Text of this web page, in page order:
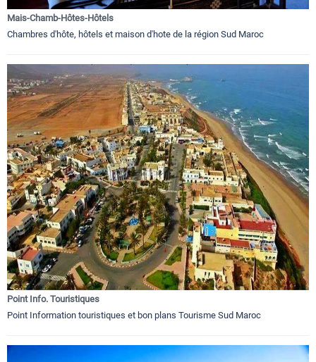
Mais-Chamb-Hôtes-Hôtels
Chambres d'hôte, hôtels et maison d'hote de la région Sud Maroc
Point Info. Touristiques
Point Information touristiques et bon plans Tourisme Sud Maroc